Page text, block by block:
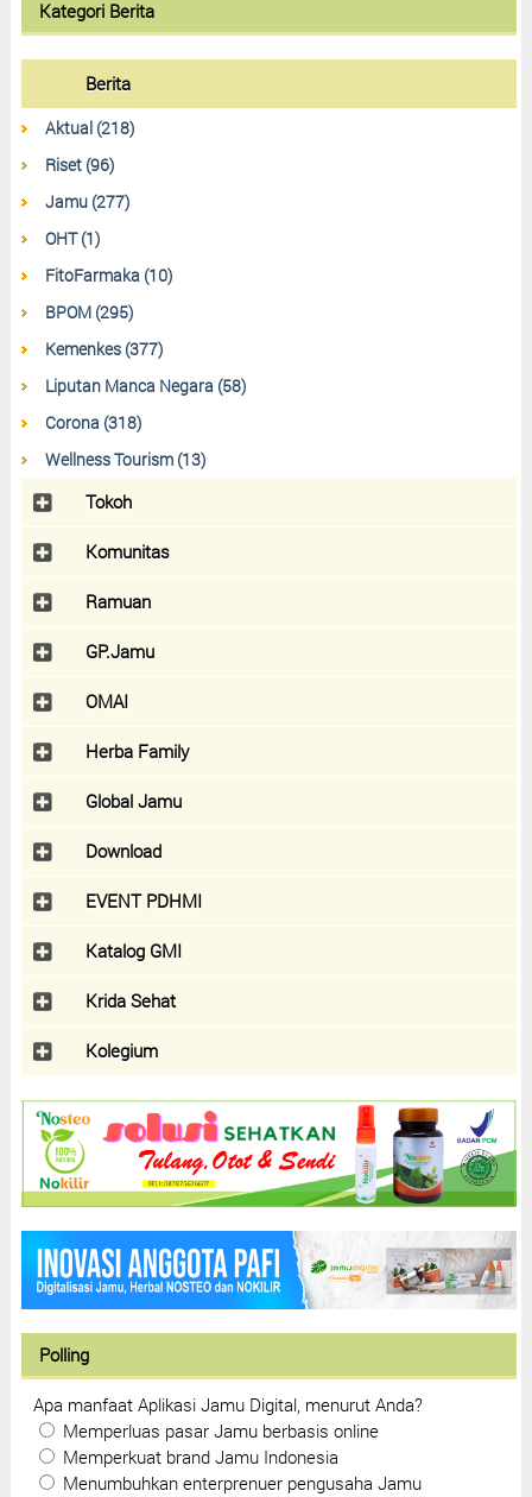
Kategori Berita
Berita
Aktual (218)
Riset (96)
Jamu (277)
OHT (1)
FitoFarmaka (10)
BPOM (295)
Kemenkes (377)
Liputan Manca Negara (58)
Corona (318)
Wellness Tourism (13)
Tokoh
Komunitas
Ramuan
GP.Jamu
OMAI
Herba Family
Global Jamu
Download
EVENT PDHMI
Katalog GMI
Krida Sehat
Kolegium
Polling
Apa manfaat Aplikasi Jamu Digital, menurut Anda?
Memperluas pasar Jamu berbasis online
Memperkuat brand Jamu Indonesia
Menumbuhkan enterprenuer pengusaha Jamu